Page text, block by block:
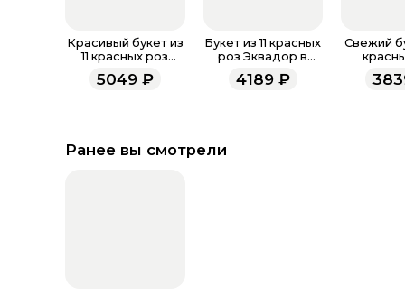
Красивый букет из
11 красных роз
5049₽
Букет из 11 красных
роз Эквадор в
оформлении 60 см
4189₽
Свежий
Ранее вы смотрели